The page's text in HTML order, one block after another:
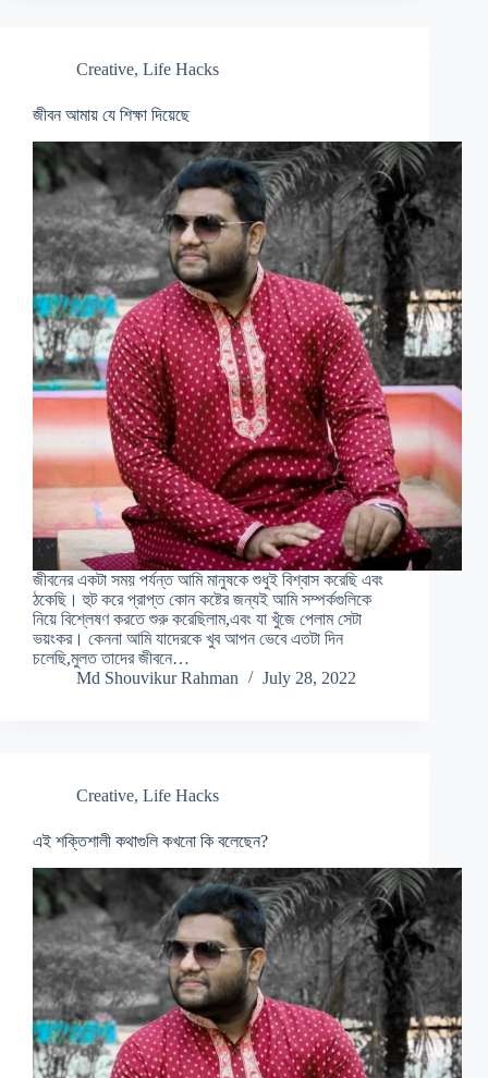
Creative, Life Hacks
জীবন আমায় যে শিক্ষা দিয়েছে
জীবনের একটা সময় পর্যন্ত আমি মানুষকে শুধুই বিশ্বাস করেছি এবং
ঠকেছি। হুট করে প্রাপ্ত কোন কষ্টের জন্যই আমি সম্পর্কগুলিকে
নিয়ে বিশ্লেষণ করতে শুরু করেছিলাম,এবং যা খুঁজে পেলাম সেটা
ভয়ংকর। কেননা আমি যাদেরকে খুব আপন ভেবে এতটা দিন
চলেছি,মুলত তাদের জীবনে…
Md Shouvikur Rahman
July 28, 2022
Creative, Life Hacks
এই শক্তিশালী কথাগুলি কখনো কি বলেছেন?